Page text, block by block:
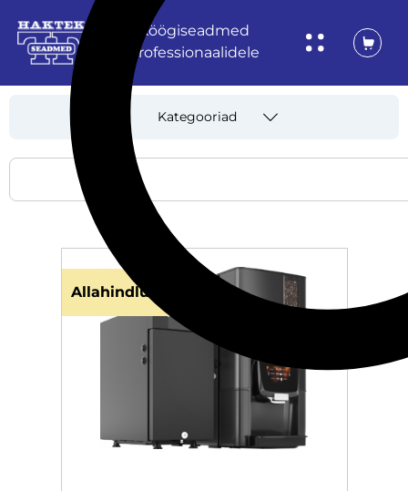
Köögiseadmed
professionaalidele
Kategooriad
Allahindlus!